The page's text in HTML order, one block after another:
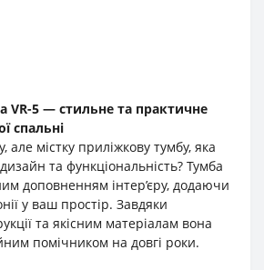
VR-5 — стильне та практичне
спальні
але містку приліжкову тумбу, яка
та функціональність? Тумба
доповненням інтер’єру, додаючи
у ваш простір. Завдяки
та якісним матеріалам вона
помічником на довгі роки.